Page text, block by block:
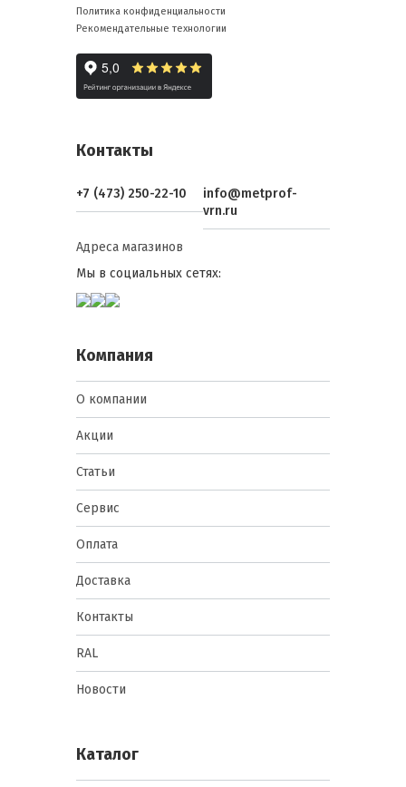
Политика конфиденциальности
Рекомендательные технологии
Контакты
+7 (473) 250-22-10
info@metprof-
vrn.ru
Адреса магазинов
Мы в социальных сетях:
Компания
О компании
Акции
Статьи
Сервис
Оплата
Доставка
Контакты
RAL
Новости
Каталог